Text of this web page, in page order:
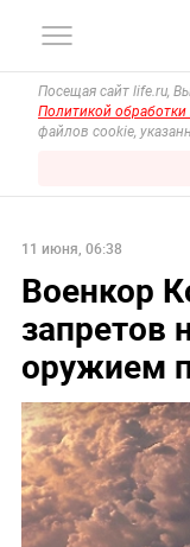
Посещая сайт life.ru,
Политикой
файлов cookie,
11 июня, 06:38
Военкор
запретов
оружием